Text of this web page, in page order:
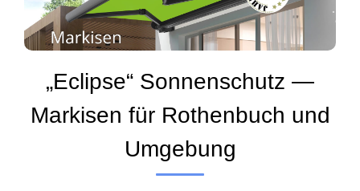
„Eclipse“ Sonnenschutz —
Markisen für Rothenbuch und
Umgebung